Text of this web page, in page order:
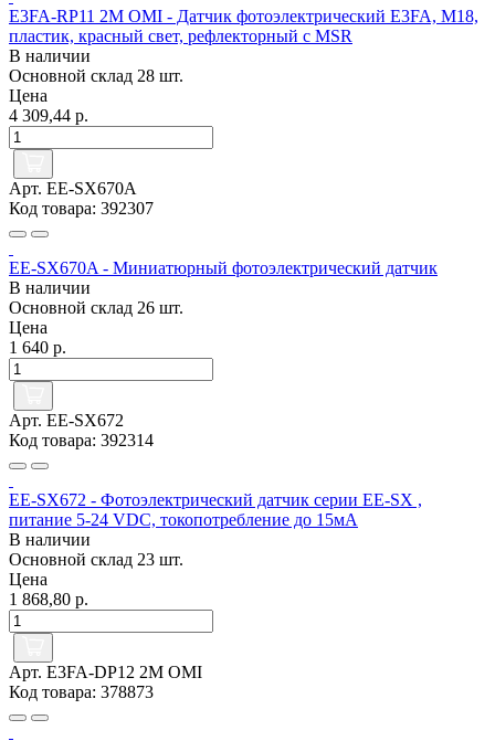
E3FA-RP11 2M OMI - Датчик фотоэлектрический E3FA, M18,
пластик, красный свет, рефлекторный с MSR
В наличии
Основной склад 28 шт.
Цена
4 309,44 р.
Арт. EE-SX670A
Код товара: 392307
EE-SX670A - Миниатюрный фотоэлектрический датчик
В наличии
Основной склад 26 шт.
Цена
1 640 р.
Арт. EE-SX672
Код товара: 392314
EE-SX672 - Фотоэлектрический датчик серии EE-SX ,
питание 5-24 VDC, токопотребление до 15мА
В наличии
Основной склад 23 шт.
Цена
1 868,80 р.
Арт. E3FA-DP12 2M OMI
Код товара: 378873